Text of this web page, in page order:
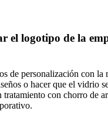
el logotipo de la
de personalización con la
o hacer que el vidrio
tratamiento con chorro de